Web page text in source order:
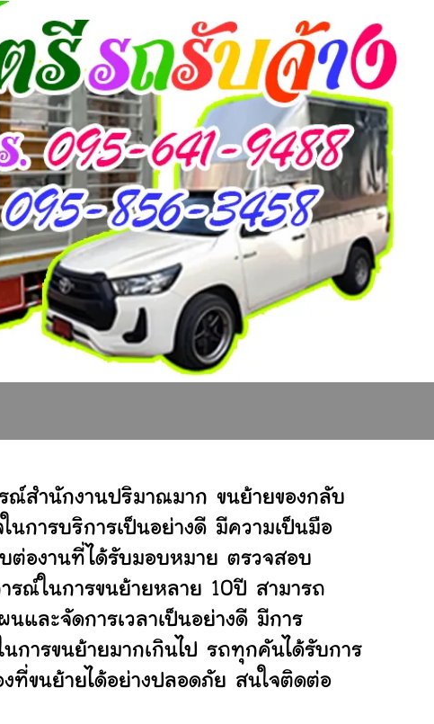
ณ์สำนักงานปริมาณมาก ขนย้ายของกลับ
การบริการเป็นอย่างดี มีความเป็นมือ
ต่องานที่ได้รับมอบหมาย ตรวจสอบ
รณ์ในการขนย้ายหลาย 10ปี สามารถ
นและจัดการเวลาเป็นอย่างดี มีการ
นการขนย้ายมากเกินไป รถทุกคันได้รับการ
ที่ขนย้ายได้อย่างปลอดภัย สนใจติดต่อ